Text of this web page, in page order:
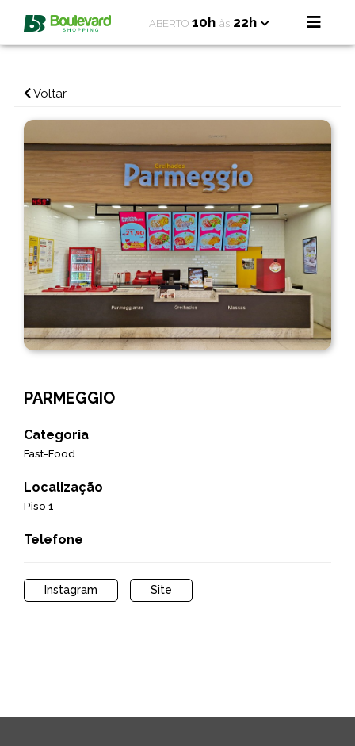
ABERTO 10h às 22h
Voltar
PARMEGGIO
Categoria
Fast-Food
Localização
Piso 1
Telefone
Instagram Site